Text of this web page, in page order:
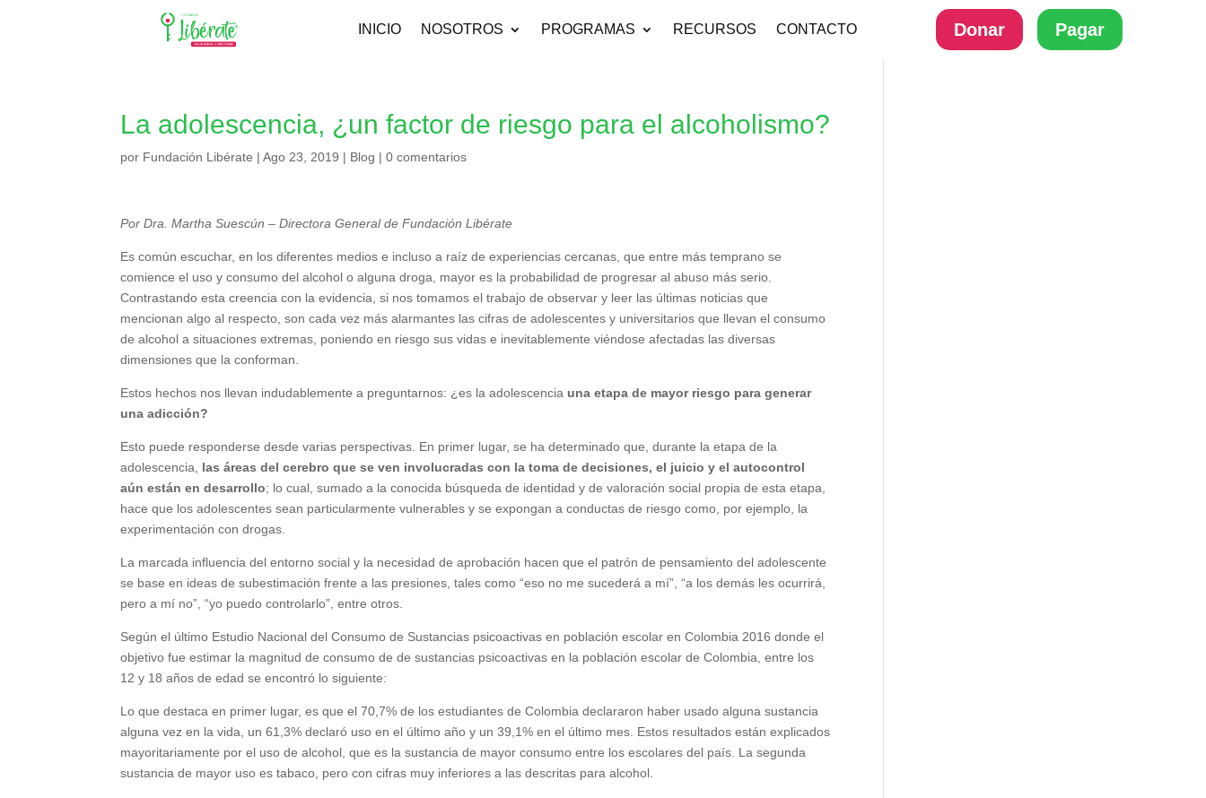
INICIO NOSOTROS PROGRAMAS RECURSOS CONTACTO Donar Pagar
La adolescencia, ¿un factor de riesgo para el alcoholismo?
por Fundación Libérate |Ago 23, 2019 | Blog |0 comentarios
Por Dra. Martha Suescún – Directora General de Fundación Libérate
Es común escuchar, en los diferentes medios e incluso a raíz de experiencias cercanas, que entre más temprano se
comience el uso y consumo del alcohol o alguna droga, mayor es la probabilidad de progresar al abuso más serio.
Contrastando esta creencia con la evidencia, si nos tomamos el trabajo de observar y leer las últimas noticias que
mencionan algo al respecto, son cada vez más alarmantes las cifras de adolescentes y universitarios que llevan el consumo
de alcohol a situaciones extremas, poniendo en riesgo sus vidas e inevitablemente viéndose afectadas las diversas
dimensiones que la conforman.
Estos hechos nos llevan indudablemente a preguntarnos: ¿es la adolescencia una etapa de mayor riesgo para generar
una adicción?
Esto puede responderse desde varias perspectivas. En primer lugar, se ha determinado que, durante la etapa de la
adolescencia, las áreas del cerebro que se ven involucradas con la toma de decisiones, el juicio y el autocontrol
aún están en desarrollo; lo cual, sumado a la conocida búsqueda de identidad y de valoración social propia de esta etapa,
hace que los adolescentes sean particularmente vulnerables y se expongan a conductas de riesgo como, por ejemplo, la
experimentación con drogas.
La marcada influencia del entorno social y la necesidad de aprobación hacen que el patrón de pensamiento del adolescente
se base en ideas de subestimación frente a las presiones, tales como “eso no me sucederá a mí”, “a los demás les ocurrirá,
pero a mí no”, “yo puedo controlarlo”, entre otros.
Según el último Estudio Nacional del Consumo de Sustancias psicoactivas en población escolar en Colombia 2016 donde el
objetivo fue estimar la magnitud de consumo de de sustancias psicoactivas en la población escolar de Colombia, entre los
12 y 18 años de edad se encontró lo siguiente:
Lo que destaca en primer lugar, es que el 70,7% de los estudiantes de Colombia declararon haber usado alguna sustancia
alguna vez en la vida, un 61,3% declaró uso en el último año y un 39,1% en el último mes. Estos resultados están explicados
mayoritariamente por el uso de alcohol, que es la sustancia de mayor consumo entre los escolares del país. La segunda
sustancia de mayor uso es tabaco, pero con cifras muy inferiores a las descritas para alcohol.